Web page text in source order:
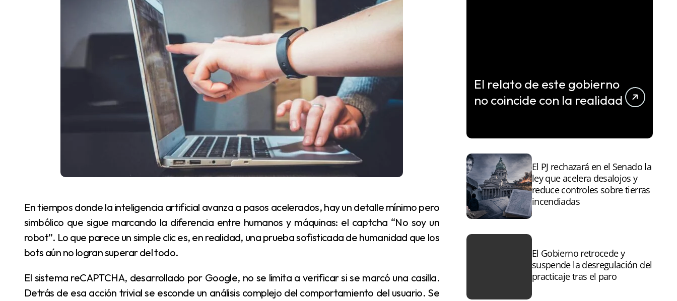
En tiempos donde la inteligencia artificial avanza a pasos acelerados, hay un detalle mínimo pero
simbólico que sigue marcando la diferencia entre humanos y máquinas: el captcha “No soy un
robot”. Lo que parece un simple clic es, en realidad, una prueba sofisticada de humanidad que los
bots aún no logran superar del todo.
El sistema reCAPTCHA, desarrollado por Google, no se limita a verificar si se marcó una casilla.
Detrás de esa acción trivial se esconde un análisis complejo del comportamiento del usuario. Se
El relato de este gobierno
no coincide con la realidad
El PJ rechazará en el Senado la
ley que acelera desalojos y
reduce controles sobre tierras
incendiadas
El Gobierno retrocede y
suspende la desregulación del
practicaje tras el paro